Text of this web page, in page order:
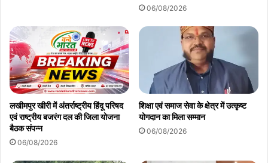
06/08/2026
लखीमपुर खीरी में अंतर्राष्ट्रीय हिंदू परिषद
एवं राष्ट्रीय बजरंग दल की जिला योजना
बैठक संपन्न
06/08/2026
शिक्षा एवं समाज सेवा के क्षेत्र में उत्कृष्ट
योगदान का मिला सम्मान
06/08/2026